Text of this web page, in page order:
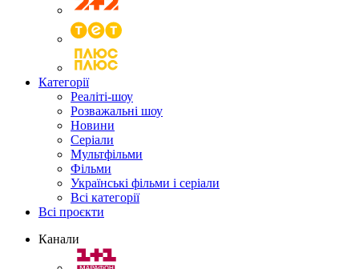
Категорії
Реаліті-шоу
Розважальні шоу
Новини
Серіали
Мультфільми
Фільми
Українські фільми і серіали
Всі категорії
Всі проєкти
Канали